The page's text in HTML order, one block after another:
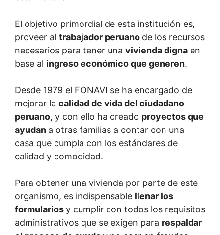
El objetivo primordial de esta institución es,
proveer al trabajador peruano de los recursos
necesarios para tener una vivienda digna en
base al ingreso económico que generen.
Desde 1979 el FONAVI se ha encargado de
mejorar la calidad de vida del ciudadano
peruano, y con ello ha creado proyectos que
ayudan a otras familias a contar con una
casa que cumpla con los estándares de
calidad y comodidad.
Para obtener una vivienda por parte de este
organismo, es indispensable llenar los
formulariosy cumplir con todos los requisitos
administrativos que se exigen para respaldar